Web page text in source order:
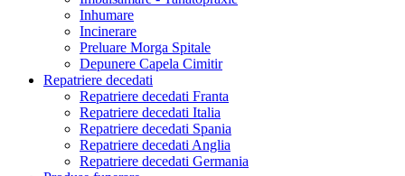
Inhumare
Incinerare
Preluare Morga Spitale
Depunere Capela Cimitir
Repatriere decedati
Repatriere decedati Franta
Repatriere decedati Italia
Repatriere decedati Spania
Repatriere decedati Anglia
Repatriere decedati Germania